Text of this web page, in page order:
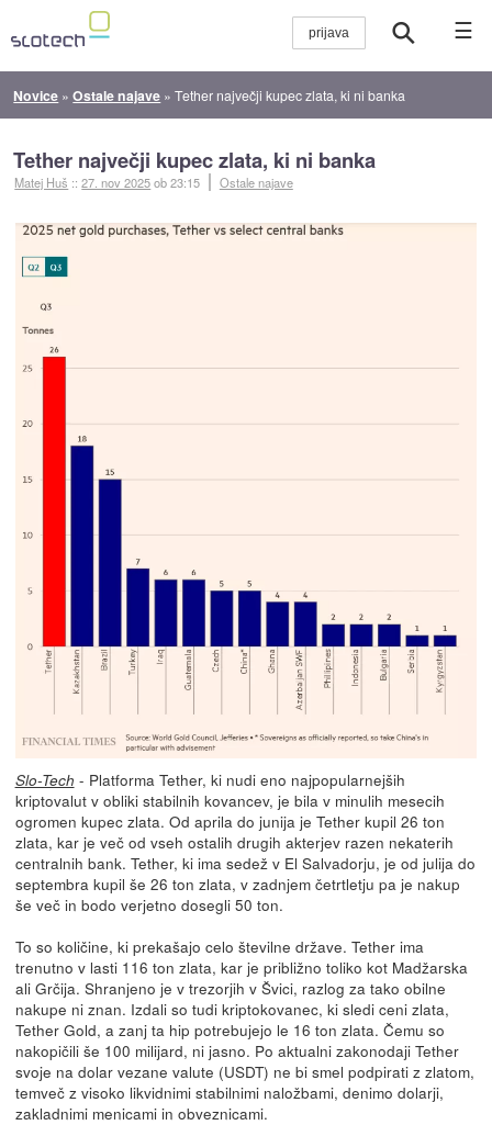
☰
Novice »Ostale najave »Tether največji kupec zlata, ki ni banka
Tether največji kupec zlata, ki ni banka
Matej Huš ::27. nov 2025ob 23:15 Ostale najave
Slo-Tech - Platforma Tether, ki nudi eno najpopularnejših
kriptovalut v obliki stabilnih kovancev, je bila v minulih mesecih
ogromen kupec zlata. Od aprila do junija je Tether kupil 26 ton
zlata, kar je več od vseh ostalih drugih akterjev razen nekaterih
centralnih bank. Tether, ki ima sedež v El Salvadorju, je od julija do
septembra kupil še 26 ton zlata, v zadnjem četrtletju pa je nakup
še več in bodo verjetno dosegli 50 ton.
To so količine, ki prekašajo celo številne države. Tether ima
trenutno v lasti 116 ton zlata, kar je približno toliko kot Madžarska
ali Grčija. Shranjeno je v trezorjih v Švici, razlog za tako obilne
nakupe ni znan. Izdali so tudi kriptokovanec, ki sledi ceni zlata,
Tether Gold, a zanj ta hip potrebujejo le 16 ton zlata. Čemu so
nakopičili še 100 milijard, ni jasno. Po aktualni zakonodaji Tether
svoje na dolar vezane valute (USDT) ne bi smel podpirati z zlatom,
temveč z visoko likvidnimi stabilnimi naložbami, denimo dolarji,
zakladnimi menicami in obveznicami.